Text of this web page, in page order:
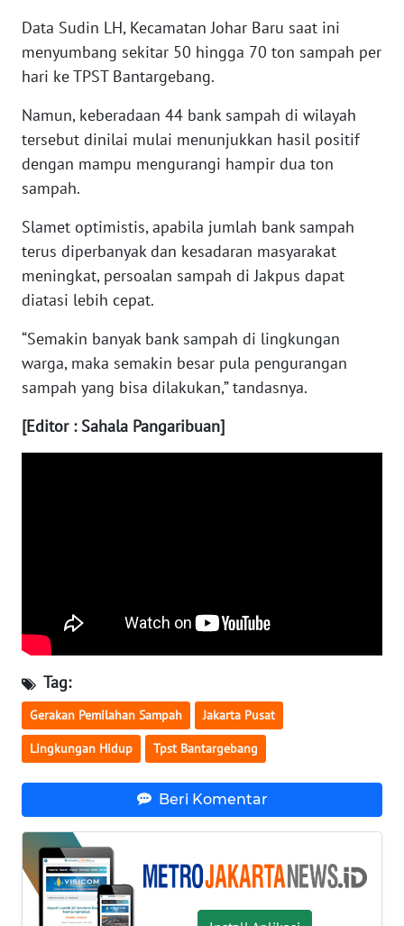
Data Sudin LH, Kecamatan Johar Baru saat ini
menyumbang sekitar 50 hingga 70 ton sampah per
hari ke TPST Bantargebang.
Namun, keberadaan 44 bank sampah di wilayah
tersebut dinilai mulai menunjukkan hasil positif
dengan mampu mengurangi hampir dua ton
sampah.
Slamet optimistis, apabila jumlah bank sampah
terus diperbanyak dan kesadaran masyarakat
meningkat, persoalan sampah di Jakpus dapat
diatasi lebih cepat.
“Semakin banyak bank sampah di lingkungan
warga, maka semakin besar pula pengurangan
sampah yang bisa dilakukan,” tandasnya.
[Editor : Sahala Pangaribuan]
Tag:
Gerakan Pemilahan Sampah Jakarta Pusat
Lingkungan Hidup Tpst Bantargebang
Beri Komentar
KALTARA
WN
WN
KALTIM
SULSEL
WN
GORONTALO
WN
SULUT
WN
TOBA
WN
NIAS
LANGKAT
WN
TAPANULI
SELATAN